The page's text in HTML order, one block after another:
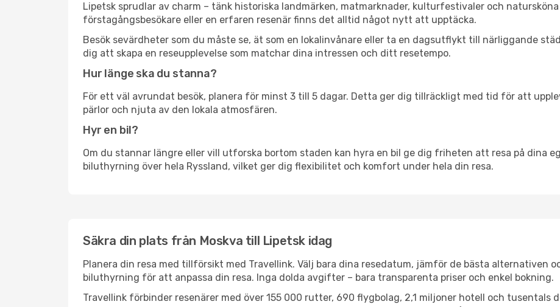
Lipetsk sprudlar av charm – tänk historiska landmärken, matmarknader, kulturfestivaler och
förstagångsbesökare eller en erfaren resenär finns det alltid något nytt att upptäcka.
Besök sevärdheter som du måste se, ät som en lokalinvånare eller ta en dagsutflykt till närliggande
dig att skapa en reseupplevelse som matchar dina intressen och ditt resetempo.
Hur länge ska du stanna?
För ett väl avrundat besök, planera för minst 3 till 5 dagar. Detta ger dig tillräckligt med tid för att
pärlor och njuta av den lokala atmosfären.
Hyr en bil?
Om du stannar längre eller vill utforska bortom staden kan hyra en bil ge dig friheten att resa på dina
biluthyrning över hela Ryssland, vilket ger dig flexibilitet och komfort under hela din resa.
Säkra din plats från Moskva till Lipetsk idag
Planera din resa med tillförsikt med Travellink. Välj bara dina resedatum, jämför de bästa alternativen
biluthyrning för att anpassa din resa. Inga dolda avgifter – bara transparenta priser och enkel bokning.
Travellink förbinder resenärer med över 155 000 rutter, 690 flygbolag, 2,1 miljoner hotell och tusentals